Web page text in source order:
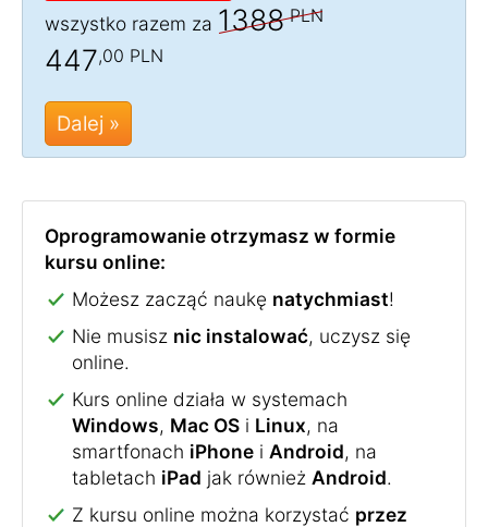
wszystko razem za 1388PLN
447,00 PLN
Dalej »
Oprogramowanie otrzymasz w formie
kursu online:
Możesz zacząć naukę natychmiast!
Nie musisz nic instalować, uczysz się
online.
Kurs online działa w systemach
Windows, Mac OS i Linux, na
smartfonach iPhone i Android, na
tabletach iPad jak również Android.
Z kursu online można korzystać przez